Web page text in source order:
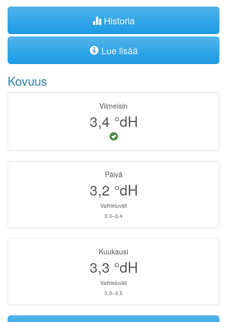
Historia
Lue lisää
Kovuus
Viimeisin
3,4 °dH
Päivä
3,2 °dH
Vaihteluväli
3,0–3,4
Kuukausi
3,3 °dH
Vaihteluväli
3,0–3,5